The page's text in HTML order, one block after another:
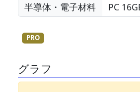
半導体・電子材料
PRO
グラフ